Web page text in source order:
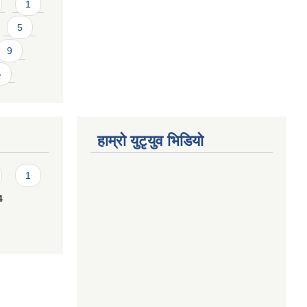
1
5
9
1
हाम्राे युटृयुव भिडियाे